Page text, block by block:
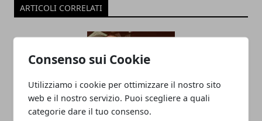
Consenso sui Cookie
Utilizziamo i cookie per ottimizzare il nostro sito
web e il nostro servizio. Puoi scegliere a quali
categorie dare il tuo consenso.
ARTICOLI CORRELATI